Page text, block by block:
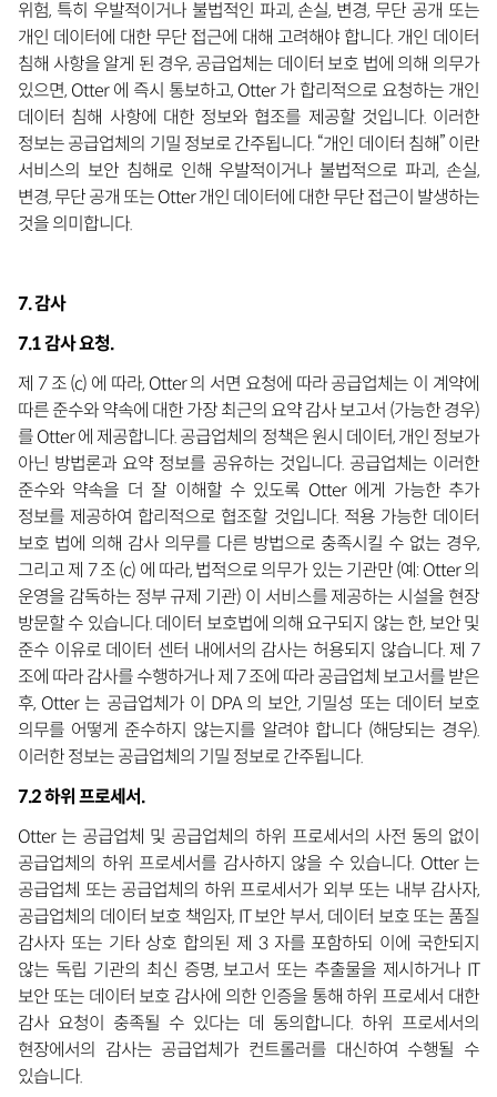
위험, 특히 우발적이거나 불법적인 파괴, 손실, 변경, 무단 공개 또는
개인 데이터에 대한 무단 접근에 대해 고려해야 합니다. 개인 데이터
침해 사항을 알게 된 경우, 공급업체는 데이터 보호 법에 의해 의무가
있으면, Otter 에 즉시 통보하고, Otter 가 합리적으로 요청하는 개인
데이터 침해 사항에 대한 정보와 협조를 제공할 것입니다. 이러한
정보는 공급업체의 기밀 정보로 간주됩니다. “개인 데이터 침해” 이란
서비스의 보안 침해로 인해 우발적이거나 불법적으로 파괴, 손실,
변경, 무단 공개 또는 Otter 개인 데이터에 대한 무단 접근이 발생하는
것을 의미합니다.
7. 감사
7.1감사 요청.
제 7 조 (c) 에 따라, Otter 의 서면 요청에 따라 공급업체는 이 계약에
따른 준수와 약속에 대한 가장 최근의 요약 감사 보고서 (가능한 경우)
를 Otter 에 제공합니다. 공급업체의 정책은 원시 데이터, 개인 정보가
아닌 방법론과 요약 정보를 공유하는 것입니다. 공급업체는 이러한
준수와 약속을 더 잘 이해할 수 있도록 Otter 에게 가능한 추가
정보를 제공하여 합리적으로 협조할 것입니다. 적용 가능한 데이터
보호 법에 의해 감사 의무를 다른 방법으로 충족시킬 수 없는 경우,
그리고 제 7 조 (c) 에 따라, 법적으로 의무가 있는 기관만 (예: Otter 의
운영을 감독하는 정부 규제 기관) 이 서비스를 제공하는 시설을 현장
방문할 수 있습니다. 데이터 보호법에 의해 요구되지 않는 한, 보안 및
준수 이유로 데이터 센터 내에서의 감사는 허용되지 않습니다. 제 7
조에 따라 감사를 수행하거나 제 7 조에 따라 공급업체 보고서를 받은
후, Otter 는 공급업체가 이 DPA 의 보안, 기밀성 또는 데이터 보호
의무를 어떻게 준수하지 않는지를 알려야 합니다 (해당되는 경우).
이러한 정보는 공급업체의 기밀 정보로 간주됩니다.
7.2 하위 프로세서.
Otter 는 공급업체 및 공급업체의 하위 프로세서의 사전 동의 없이
공급업체의 하위 프로세서를 감사하지 않을 수 있습니다. Otter 는
공급업체 또는 공급업체의 하위 프로세서가 외부 또는 내부 감사자,
공급업체의 데이터 보호 책임자, IT 보안 부서, 데이터 보호 또는 품질
감사자 또는 기타 상호 합의된 제 3 자를 포함하되 이에 국한되지
않는 독립 기관의 최신 증명, 보고서 또는 추출물을 제시하거나 IT
보안 또는 데이터 보호 감사에 의한 인증을 통해 하위 프로세서 대한
감사 요청이 충족될 수 있다는 데 동의합니다. 하위 프로세서의
현장에서의 감사는 공급업체가 컨트롤러를 대신하여 수행될 수
있습니다.